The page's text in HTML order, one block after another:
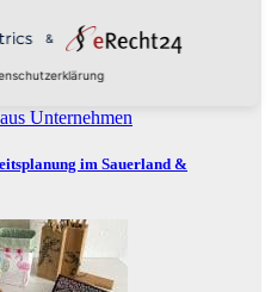
Unternehmen
im Sauerland &
&